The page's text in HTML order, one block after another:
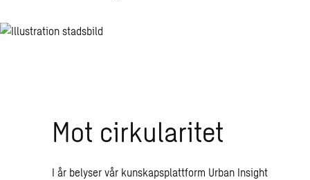
Mot cirkularitet
I år belyser vår kunskapsplattform Urban Insight